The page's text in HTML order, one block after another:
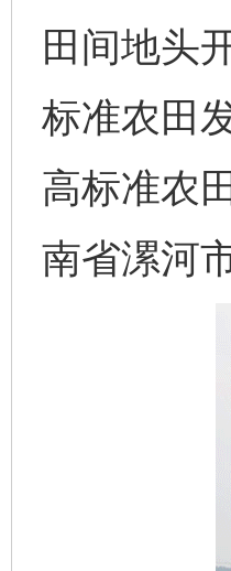
田间地头
标准农田
高标准农
南省漯河